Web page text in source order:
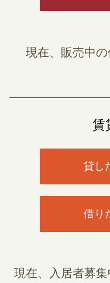
現在、販売中
賃
貸し
借り
現在、入居者募